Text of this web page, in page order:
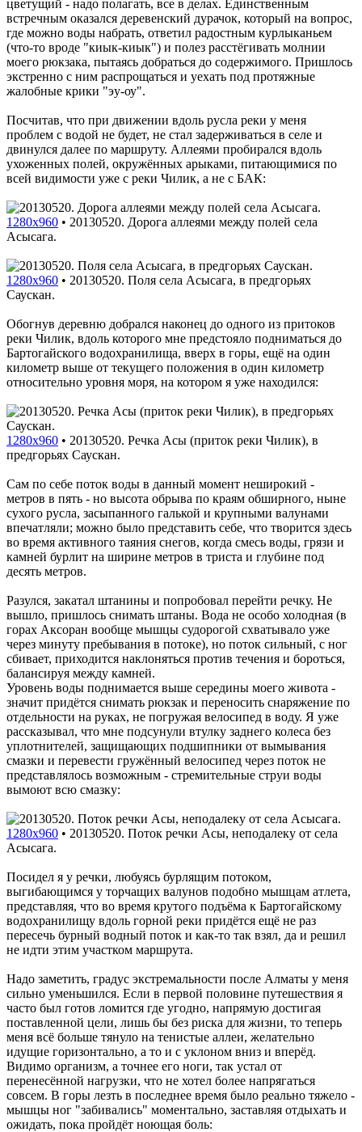
цветущий - надо полагать, все в делах. Единственным
встречным оказался деревенский дурачок, который на вопрос,
где можно воды набрать, ответил радостным курлыканьем
(что-то вроде "киык-киык") и полез расстёгивать молнии
моего рюкзака, пытаясь добраться до содержимого. Пришлось
экстренно с ним распрощаться и уехать под протяжные
жалобные крики "эу-оу".
Посчитав, что при движении вдоль русла реки у меня
проблем с водой не будет, не стал задерживаться в селе и
двинулся далее по маршруту. Аллеями пробирался вдоль
ухоженных полей, окружённых арыками, питающимися по
всей видимости уже с реки Чилик, а не с БАК:
1280x960 • 20130520. Дорога аллеями между полей села
Асысага.
1280x960 • 20130520. Поля села Асысага, в предгорьях
Саускан.
Обогнув деревню добрался наконец до одного из притоков
реки Чилик, вдоль которого мне предстояло подниматься до
Бартогайского водохранилища, вверх в горы, ещё на один
километр выше от текущего положения в один километр
относительно уровня моря, на котором я уже находился:
1280x960 • 20130520. Речка Асы (приток реки Чилик), в
предгорьях Саускан.
Сам по себе поток воды в данный момент неширокий -
метров в пять - но высота обрыва по краям обширного, ныне
сухого русла, засыпанного галькой и крупными валунами
впечатляли; можно было представить себе, что творится здесь
во время активного таяния снегов, когда смесь воды, грязи и
камней бурлит на ширине метров в триста и глубине под
десять метров.
Разулся, закатал штанины и попробовал перейти речку. Не
вышло, пришлось снимать штаны. Вода не особо холодная (в
горах Аксоран вообще мышцы судорогой схватывало уже
через минуту пребывания в потоке), но поток сильный, с ног
сбивает, приходится наклоняться против течения и бороться,
балансируя между камней.
Уровень воды поднимается выше середины моего живота -
значит придётся снимать рюкзак и переносить снаряжение по
отдельности на руках, не погружая велосипед в воду. Я уже
рассказывал, что мне подсунули втулку заднего колеса без
уплотнителей, защищающих подшипники от вымывания
смазки и перевести гружённый велосипед через поток не
представлялось возможным - стремительные струи воды
вымоют всю смазку:
1280x960 • 20130520. Поток речки Асы, неподалеку от села
Асысага.
Посидел я у речки, любуясь бурлящим потоком,
выгибающимся у торчащих валунов подобно мышцам атлета,
представляя, что во время крутого подъёма к Бартогайскому
водохранилищу вдоль горной реки придётся ещё не раз
пересечь бурный водный поток и как-то так взял, да и решил
не идти этим участком маршрута.
Надо заметить, градус экстремальности после Алматы у меня
сильно уменьшился. Если в первой половине путешествия я
часто был готов ломится где угодно, напрямую достигая
поставленной цели, лишь бы без риска для жизни, то теперь
меня всё больше тянуло на тенистые аллеи, желательно
идущие горизонтально, а то и с уклоном вниз и вперёд.
Видимо организм, а точнее его ноги, так устал от
перенесённой нагрузки, что не хотел более напрягаться
совсем. В горы лезть в последнее время было реально тяжело -
мышцы ног "забивались" моментально, заставляя отдыхать и
ожидать, пока пройдёт ноющая боль: